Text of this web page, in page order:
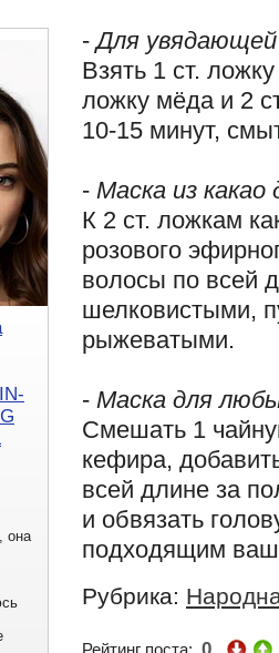
-Для
Взять 1 ст.
ложку мёда и 2
10-15 минут,
- Маска из
К 2 ст. ложкам
розового
волосы по всей
шелковистыми,
рыжеватыми.
- Маска для
Смешать 1
кефира,
всей длине за
и обвязать
подходящим
Рубрика:
Рейтинг поста:
она